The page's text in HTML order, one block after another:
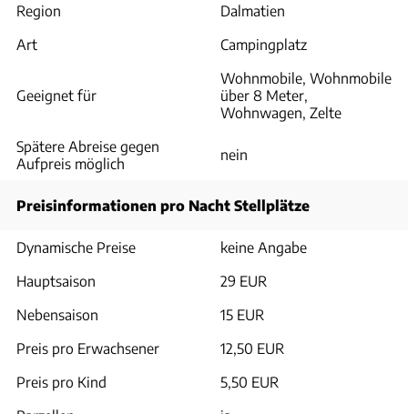
Region
Dalmatien
Art
Campingplatz
Geeignet für
Wohnmobile, Wohnmobile
über 8 Meter,
Wohnwagen, Zelte
Spätere Abreise gegen
Aufpreis möglich
nein
Preisinformationen pro Nacht Stellplätze
Dynamische Preise
keine Angabe
Hauptsaison
29 EUR
Nebensaison
15 EUR
Preis pro Erwachsener
12,50 EUR
Preis pro Kind
5,50 EUR